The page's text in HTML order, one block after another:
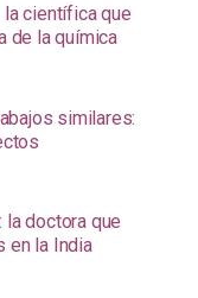
la científica que
de la química
similares:
la doctora que
en la India